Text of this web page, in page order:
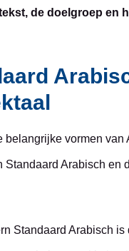
de doelgroep en
belangrijke vormen van
Standaard Arabisch en
Standaard Arabisch is